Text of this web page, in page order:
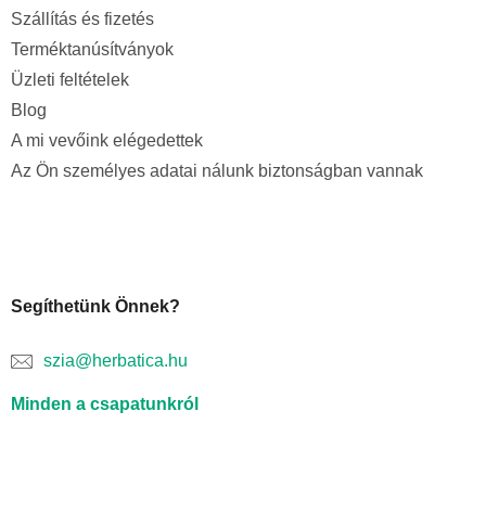
Szállítás és fizetés
Terméktanúsítványok
Üzleti feltételek
Blog
A mi vevőink elégedettek
Az Ön személyes adatai nálunk biztonságban vannak
Segíthetünk Önnek?
szia@herbatica.hu
Minden a csapatunkról